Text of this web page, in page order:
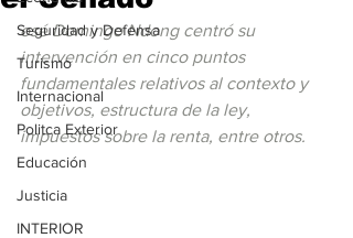
Seguridad y Defensa
Turismo
Internacional
Politca Exterior
Educación
Justicia
INTERIOR
osé Domingo Ndong centró su
intervención en cinco puntos
fundamentales relativos al contexto y
objetivos, estructura de la ley,
impuestos sobre la renta, entre otros.